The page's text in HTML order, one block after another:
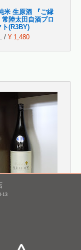
米 生原酒 『ご縁
常陸太田自酒プロ
ト(R3BY)
/ ¥ 1,480
MELLOW
13